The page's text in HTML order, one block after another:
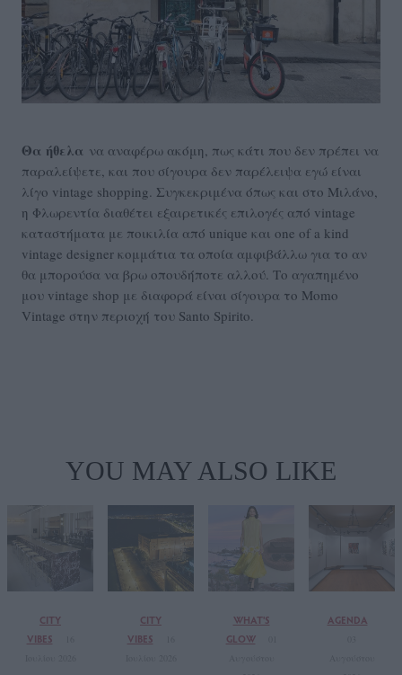
Θα ήθελα να αναφέρω ακόμη, πως κάτι που δεν πρέπει να
παραλείψετε, και που σίγουρα δεν παρέλειψα εγώ είναι
λίγο vintage shopping. Συγκεκριμένα όπως και στο Μιλάνο,
η Φλωρεντία διαθέτει εξαιρετικές επιλογές από vintage
καταστήματα με ποικιλία από unique και one of a kind
vintage designer κομμάτια τα οποία αμφιβάλλω για το αν
θα μπορούσα να βρω οπουδήποτε αλλού. Το αγαπημένο
μου vintage shop με διαφορά είναι σίγουρα το Momo
Vintage στην περιοχή του Santo Spirito.
YOU MAY ALSO LIKE
CITY
VIBES
CITY
VIBES
WHAT'S
GLOW
AGENDA